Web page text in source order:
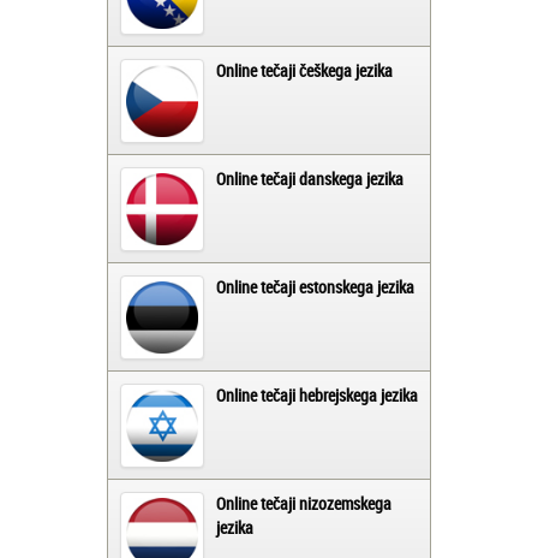
Online tečaji češkega jezika
Online tečaji danskega jezika
Online tečaji estonskega jezika
Online tečaji hebrejskega jezika
Online tečaji nizozemskega
jezika